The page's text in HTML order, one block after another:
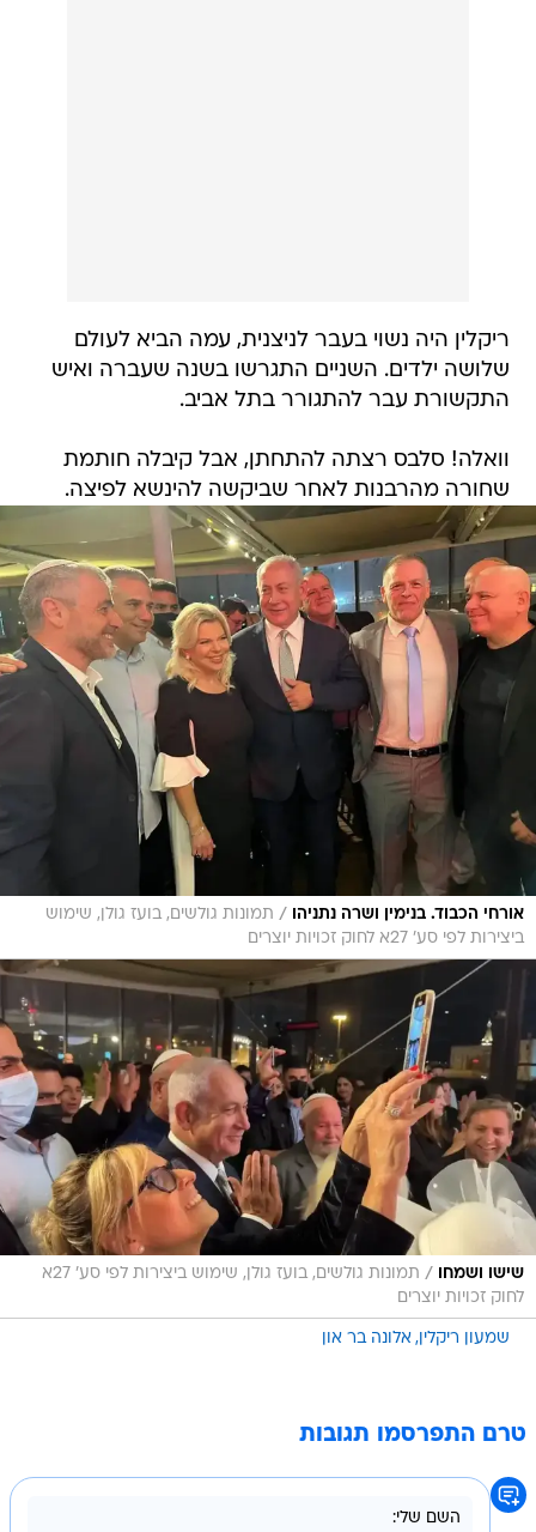
ריקלין היה נשוי בעבר לניצנית, עמה הביא לעולם
שלושה ילדים. השניים התגרשו בשנה שעברה ואיש
התקשורת עבר להתגורר בתל אביב.
וואלה! סלבס רצתה להתחתן, אבל קיבלה חותמת
שחורה מהרבנות לאחר שביקשה להינשא לפיצה.
אורחי הכבוד. בנימין ושרה נתניהו / תמונות גולשים, בועז גולן, שימוש
ביצירות לפי סע' 27א לחוק זכויות יוצרים
שישו ושמחו /
תמונות גולשים, בועז גולן, שימוש ביצירות לפי סע' 27א
לחוק זכויות יוצרים
שמעון ריקלין אלונה בר און
טרם התפרסמו תגובות